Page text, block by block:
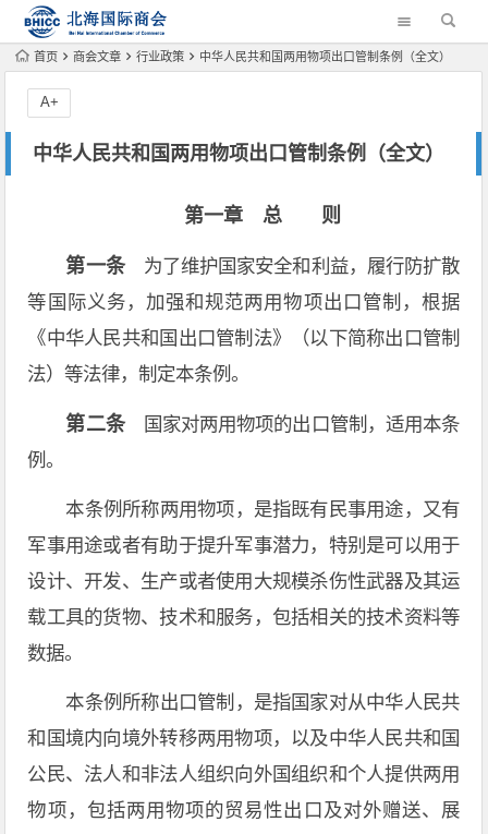
首页 商会文章 行业政策 中华人民共和国两用物项出口管制条例（全文）
中华人民共和国两用物项出口管制条例（全文）
A+
第一章 总 则
第一条为了维护国家安全和利益，履行防扩散
等国际义务，加强和规范两用物项出口管制，根据
《中华人民共和国出口管制法》（以下简称出口管制
法）等法律，制定本条例。
第二条国家对两用物项的出口管制，适用本条
例。
本条例所称两用物项，是指既有民事用途，又有
军事用途或者有助于提升军事潜力，特别是可以用于
设计、开发、生产或者使用大规模杀伤性武器及其运
载工具的货物、技术和服务，包括相关的技术资料等
数据。
本条例所称出口管制，是指国家对从中华人民共
和国境内向境外转移两用物项，以及中华人民共和国
公民、法人和非法人组织向外国组织和个人提供两用
物项，包括两用物项的贸易性出口及对外赠送、展